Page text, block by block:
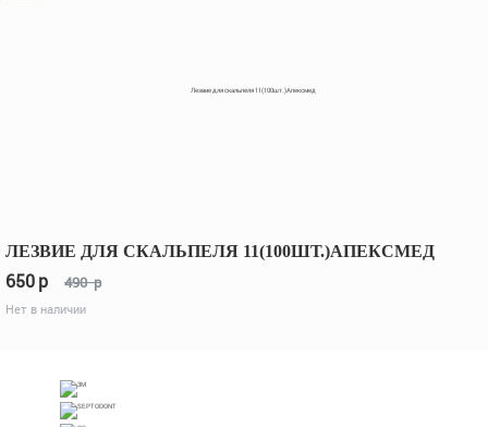
ЛЕЗВИЕ ДЛЯ СКАЛЬПЕЛЯ 11(100ШТ.)АПЕКСМЕД
650p 490 p
Нет в наличии